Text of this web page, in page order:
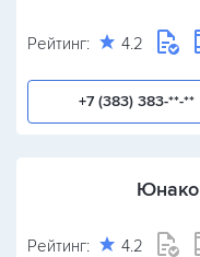
Рейтинг: 4.2
+7 (383) 383-**-**
Юнако
Рейтинг: 4.2